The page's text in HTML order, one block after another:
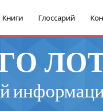
Книги Глоссарий